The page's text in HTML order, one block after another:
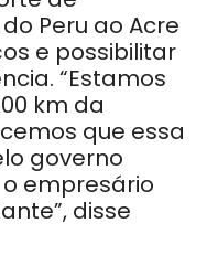
Peru ao Acre
e possibilitar
“Estamos
km da
que essa
governo
empresário
disse